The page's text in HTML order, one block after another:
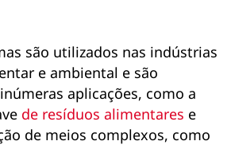
são utilizados nas indústrias
e ambiental e são
aplicações, como a
de resíduos alimentares e
de meios complexos, como